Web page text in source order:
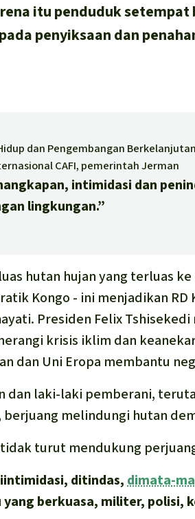
itu penduduk
penyiksaan dan
dan Pengembangan
CAFI, pemerintah Jerman
intimidasi dan
lingkungan.”
hutan hujan yang terluas
Kongo - ini menjadikan RD
Presiden Felix
krisis iklim dan
dan Uni Eropa membantu
dan laki-laki pemberani,
melindungi hutan
turut mendukung
ditindas, dimata-
berkuasa, militer, polisi,